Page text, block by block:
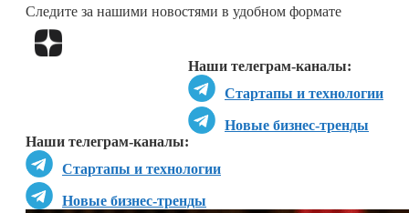
Следите за нашими новостями в удобном формате
Наши телеграм-каналы:
Стартапы и технологии
Новые бизнес-тренды
Наши телеграм-каналы:
Стартапы и технологии
Новые бизнес-тренды